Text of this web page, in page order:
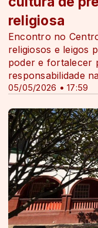
05/05/2026 • 17:59
religiosa
Encontro no
religiosos e leigos
poder e fortalecer
responsabilidade